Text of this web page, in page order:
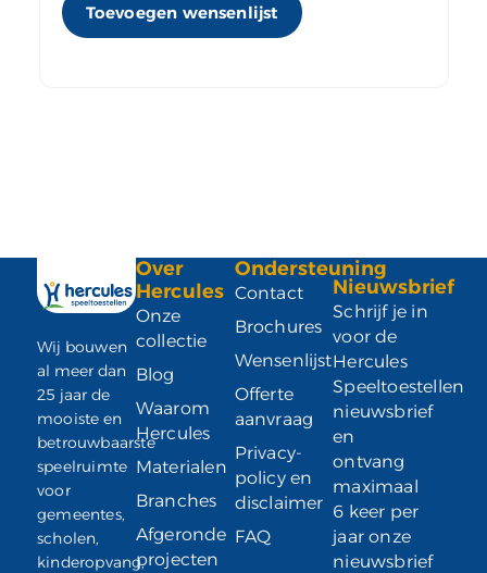
Toevoegen wensenlijst
Wij bouwen
al meer dan
25 jaar de
mooiste en
betrouwbaarste
speelruimte
voor
gemeentes,
scholen,
kinderopvang,
Over
Hercules
Onze
collectie
Blog
Waarom
Hercules
Materialen
Branches
Afgeronde
projecten
Ondersteuning
Contact
Brochures
Wensenlijst
Offerte
aanvraag
Privacy-
policy en
disclaimer
FAQ
Nieuwsbrief
Schrijf je in
voor de
Hercules
Speeltoestellen
nieuwsbrief
en
ontvang
maximaal
6 keer per
jaar onze
nieuwsbrief